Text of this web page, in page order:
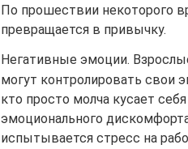
По прошествии некоторого
превращается в привычку.
Негативные эмоции.
могут контролировать свои
кто просто молча кусает
эмоционального
испытывается стресс на